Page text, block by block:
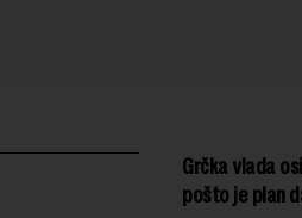
Grčka vlada
pošto je plan